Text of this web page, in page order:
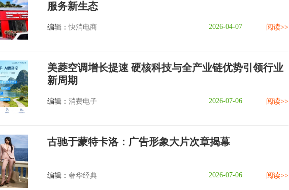
服务新生态
编辑：快消电商 2026-04-07 阅读>>
美菱空调增长提速 硬核科技与全产业链优势引领行业
新周期
编辑： 消费电子 2026-07-06 阅读>>
古驰于蒙特卡洛：广告形象大片次章揭幕
编辑： 奢华经典 2026-07-06 阅读>>